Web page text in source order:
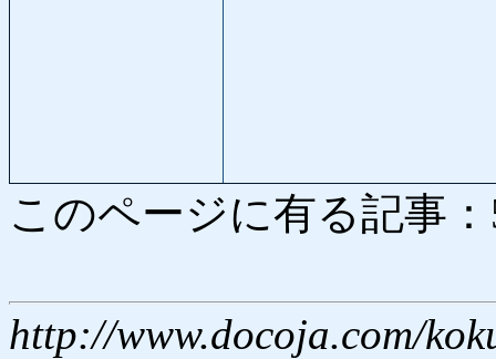
このページに有る記事
http://www.docoja.com/